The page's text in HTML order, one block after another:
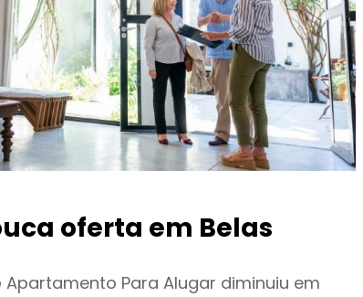
oferta em Belas
Apartamento Para Alugar diminuiu em